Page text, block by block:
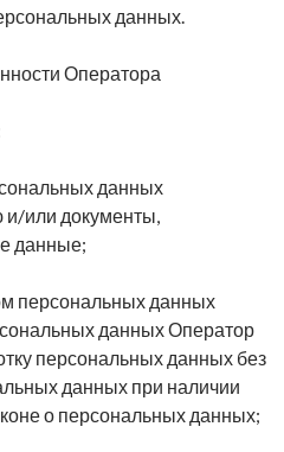
данных.
Оператора
данных
или документы,
данные;
персональных данных
данных Оператор
персональных данных без
данных при наличии
о персональных данных;